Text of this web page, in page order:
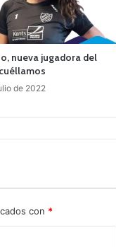
nueva jugadora del
de 2022
con *